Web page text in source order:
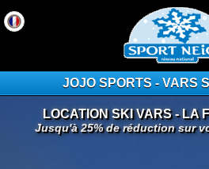
JOJO SPORTS - VARS
LOCATION SKI VARS - LA
Jusqu'à 25% de réduction sur